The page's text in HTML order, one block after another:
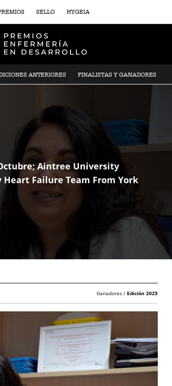
SELLO HYGEIA
ANTERIORES FINALISTAS Y GANADORES
Aintree University
Failure Team From York
Ganadores / Edición 2025